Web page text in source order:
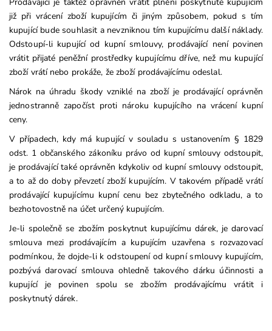
již při vrácení zboží kupujícím či jiným způsobem, pokud s tím
kupující bude souhlasit a nevzniknou tím kupujícímu další náklady.
Odstoupí-li kupující od kupní smlouvy, prodávající není povinen
vrátit přijaté peněžní prostředky kupujícímu dříve, než mu kupující
zboží vrátí nebo prokáže, že zboží prodávajícímu odeslal.
Nárok na úhradu škody vzniklé na zboží je prodávající oprávněn
jednostranně započíst proti nároku kupujícího na vrácení kupní
ceny.
V případech, kdy má kupující v souladu s ustanovením § 1829
odst. 1 občanského zákoníku právo od kupní smlouvy odstoupit,
je prodávající také oprávněn kdykoliv od kupní smlouvy odstoupit,
a to až do doby převzetí zboží kupujícím. V takovém případě vrátí
prodávající kupujícímu kupní cenu bez zbytečného odkladu, a to
bezhotovostně na účet určený kupujícím.
Je-li společně se zbožím poskytnut kupujícímu dárek, je darovací
smlouva mezi prodávajícím a kupujícím uzavřena s rozvazovací
podmínkou, že dojde-li k odstoupení od kupní smlouvy kupujícím,
pozbývá darovací smlouva ohledně takového dárku účinnosti a
kupující je povinen spolu se zbožím prodávajícímu vrátit i
poskytnutý dárek.